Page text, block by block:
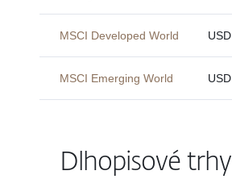
MSCI Developed World USD
MSCI Emerging World USD
Dlhopisové trhy